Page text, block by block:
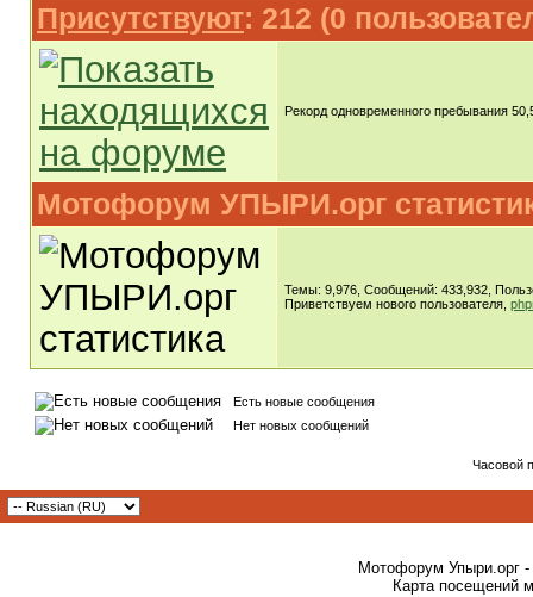
Присутствуют: 212 (0
Рекорд одновременного пребывания
Мотофорум УПЫРИ.орг
Темы: 9,976, Сообщений: 433,932,
Приветствуем нового пользователя,
Есть новые сообщения
Нет новых сообщений
Часовой
Мотофорум Упыри.орг -
Карта посещений